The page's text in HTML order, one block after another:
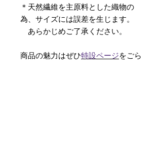
＊天然繊維を主原料とした織物の
為、サイズには誤差を生じます。
あらかじめご了承ください。
商品の魅力はぜひ特設ページをごら